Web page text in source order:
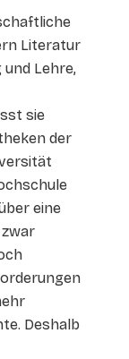
Literatur
Lehre,
sie
der
eine
zwar
Deshalb